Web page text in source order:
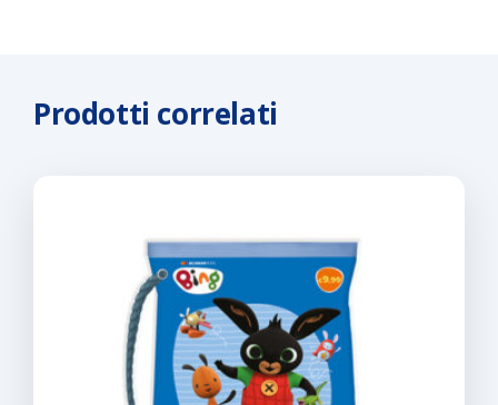
Prodotti correlati